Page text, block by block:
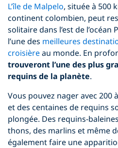
L’île de Malpelo, située à 500
continent colombien, peut
solitaire dans l’est de l’océan
l’une des meilleures
croisièreau monde. En
trouveront l’une des plus
requins de la planète.
Vous pouvez nager avec 200
et des centaines de requins
plongée. Des requins-
thons, des marlins et même
également faire une